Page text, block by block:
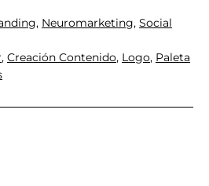
, Neuromarketing, Social
, Creación Contenido, Logo, Paleta